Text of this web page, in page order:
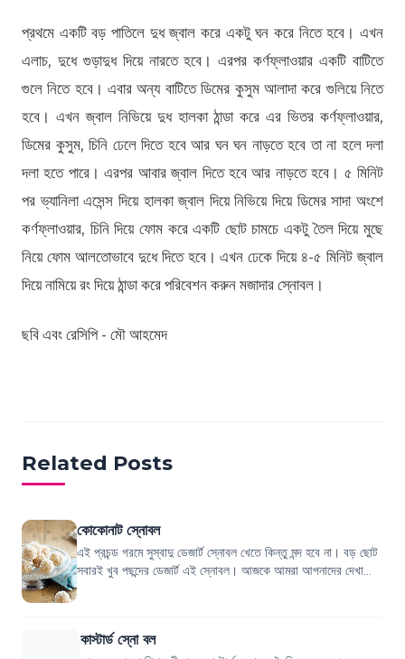
প্রথমে একটি বড় পাতিলে দুধ জ্বাল করে একটু ঘন করে নিতে হবে। এখন
এলাচ, দুধে গুড়াদুধ দিয়ে নারতে হবে। এরপর কর্ণফ্লাওয়ার একটি বাটিতে
গুলে নিতে হবে। এবার অন্য বাটিতে ডিমের কুসুম আলাদা করে গুলিয়ে নিতে
হবে। এখন জ্বাল নিভিয়ে দুধ হালকা ঠান্ডা করে এর ভিতর কর্ণফ্লাওয়ার,
ডিমের কুসুম, চিনি ঢেলে দিতে হবে আর ঘন ঘন নাড়তে হবে তা না হলে দলা
দলা হতে পারে। এরপর আবার জ্বাল দিতে হবে আর নাড়তে হবে। ৫ মিনিট
পর ভ্যানিলা এসেন্স দিয়ে হালকা জ্বাল দিয়ে নিভিয়ে দিয়ে ডিমের সাদা অংশে
কর্ণফ্লাওয়ার, চিনি দিয়ে ফোম করে একটি ছোট চামচে একটু তৈল দিয়ে মুছে
নিয়ে ফোম আলতোভাবে দুধে দিতে হবে। এখন ঢেকে দিয়ে ৪-৫ মিনিট জ্বাল
দিয়ে নামিয়ে রং দিয়ে ঠান্ডা করে পরিবেশন করুন মজাদার স্নোবল।
ছবি এবং রেসিপি - মৌ আহমেদ
Related Posts
কোকোনাট স্নোবল
এই প্রচন্ড গরমে সুস্বাদু ডেজার্ট স্নোবল খেতে কিন্তু মন্দ হবে না। বড় ছোট
সবারই খুব পছন্দের ডেজার্ট এই স্নোবল। আজকে আমরা আপনাদের দেখাবো
কাস্টার্ড স্নো বল